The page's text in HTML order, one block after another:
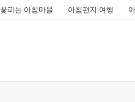
꽃피는 아침마을 아침편지 여행